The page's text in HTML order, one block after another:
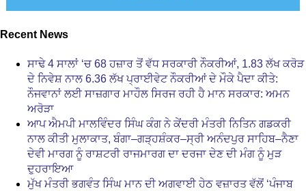
Recent News
ਸਾਢੇ 4 ਸਾਲਾਂ ‘ਚ 68 ਹਜ਼ਾਰ ਤੋਂ ਵੱਧ ਸਰਕਾਰੀ ਨੌਕਰੀਆਂ, 1.83 ਲੱਖ ਕਰੋੜ
ਦੇ ਨਿਵੇਸ਼ ਨਾਲ 6.36 ਲੱਖ ਪ੍ਰਾਈਵੇਟ ਨੌਕਰੀਆਂ ਦੇ ਮੌਕੇ ਪੈਦਾ ਕੀਤੇ:
ਨੌਜਵਾਨਾਂ ਲਈ ਸਾਜ਼ਗਾਰ ਮਾਹੌਲ ਸਿਰਜ ਰਹੀ ਹੈ ਮਾਨ ਸਰਕਾਰ: ਅਮਨ
ਅਰੋੜਾ
ਆਪ ਐਮਪੀ ਮਾਲਵਿੰਦਰ ਸਿੰਘ ਕੰਗ ਨੇ ਕੇਂਦਰੀ ਮੰਤਰੀ ਨਿਤਿਨ ਗਡਕਰੀ
ਨਾਲ ਕੀਤੀ ਮੁਲਾਕਾਤ, ਬੰਗਾ–ਗੜ੍ਹਸ਼ੰਕਰ–ਸ੍ਰੀ ਅਨੰਦਪੁਰ ਸਾਹਿਬ–ਨੈਣਾ
ਦੇਵੀ ਮਾਰਗ ਨੂੰ ਰਾਸ਼ਟਰੀ ਰਾਜਮਾਰਗ ਦਾ ਦਰਜਾ ਦੇਣ ਦੀ ਮੰਗ ਨੂੰ ਮੁੜ
ਦੁਹਰਾਇਆ
ਮੁੱਖ ਮੰਤਰੀ ਭਗਵੰਤ ਸਿੰਘ ਮਾਨ ਦੀ ਅਗਵਾਈ ਹੇਠ ਵਜ਼ਾਰਤ ਵੱਲੋਂ ‘ਪੰਜਾਬ